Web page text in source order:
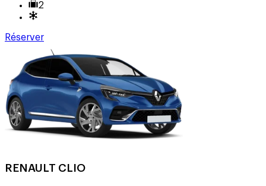
2
Réserver
RENAULT CLIO